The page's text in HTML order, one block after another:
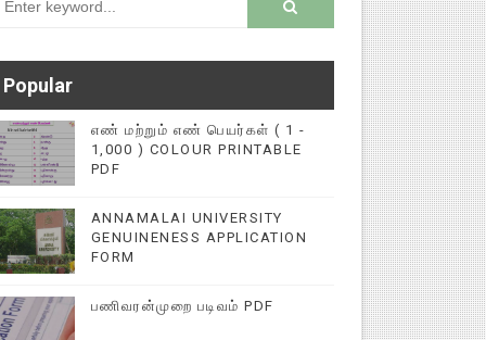
Popular
எண் மற்றும் எண் பெயர்கள் ( 1 -
1,000 ) COLOUR PRINTABLE
PDF
ANNAMALAI UNIVERSITY
GENUINENESS APPLICATION
FORM
பணிவரன்முறை படிவம் PDF